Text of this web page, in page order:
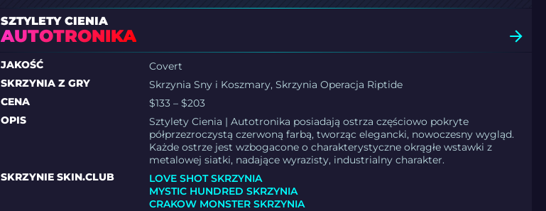
SZTYLETY CIENIA
AUTOTRONIKA
JAKOŚĆ
Covert
SKRZYNIA Z GRY
Skrzynia Sny i Koszmary, Skrzynia Operacja Riptide
CENA
$133 – $203
OPIS
Sztylety Cienia | Autotronika posiadają ostrza częściowo pokryte
półprzezroczystą czerwoną farbą, tworząc elegancki, nowoczesny wygląd.
Każde ostrze jest wzbogacone o charakterystyczne okrągłe wstawki z
metalowej siatki, nadające wyrazisty, industrialny charakter.
SKRZYNIE SKIN.CLUB
LOVE SHOT SKRZYNIA
MYSTIC HUNDRED SKRZYNIA
CRAKOW MONSTER SKRZYNIA